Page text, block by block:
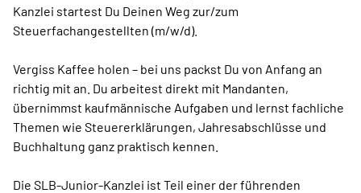
Kanzlei startest Du Deinen Weg zur/zum
Steuerfachangestellten (m/w/d).
Vergiss Kaffee holen – bei uns packst Du von Anfang an
richtig mit an. Du arbeitest direkt mit Mandanten,
übernimmst kaufmännische Aufgaben und lernst fachliche
Themen wie Steuererklärungen, Jahresabschlüsse und
Buchhaltung ganz praktisch kennen.
Die SLB-Junior-Kanzlei ist Teil einer der führenden